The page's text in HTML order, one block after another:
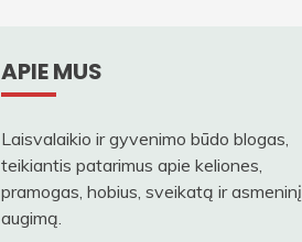
APIE MUS
Laisvalaikio ir gyvenimo būdo blogas,
teikiantis patarimus apie keliones,
pramogas, hobius, sveikatą ir asmeninį
augimą.